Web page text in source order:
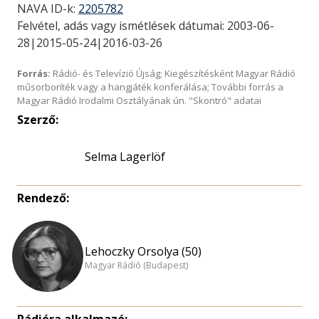
NAVA ID-k: 2205782
Felvétel, adás vagy ismétlések dátumai: 2003-06-
28|2015-05-24|2016-03-26
Forrás: Rádió- és Televízió Újság; Kiegészítésként Magyar Rádió
műsorboríték vagy a hangjáték konferálása; További forrás a
Magyar Rádió Irodalmi Osztályának ún. "Skontró" adatai
Szerző:
Selma Lagerlöf
Rendező:
Lehoczky Orsolya (50)
Magyar Rádió (Budapest)